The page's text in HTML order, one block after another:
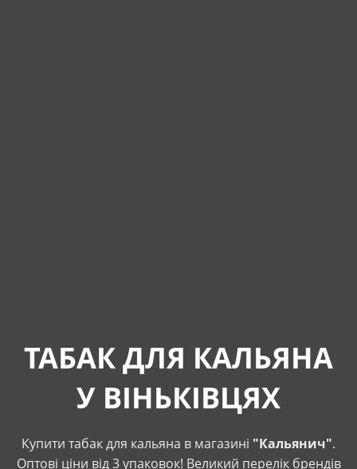
ТАБАК ДЛЯ КАЛЬЯНА
У ВІНЬКІВЦЯХ
Купити табак для кальяна в магазині "Кальянич".
Оптові ціни від 3 упаковок! Великий перелік брендів